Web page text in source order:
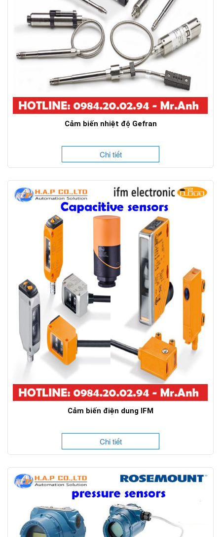
Cảm biến nhiệt độ Gefran
Chi tiết
Cảm biến điện dung IFM
Chi tiết